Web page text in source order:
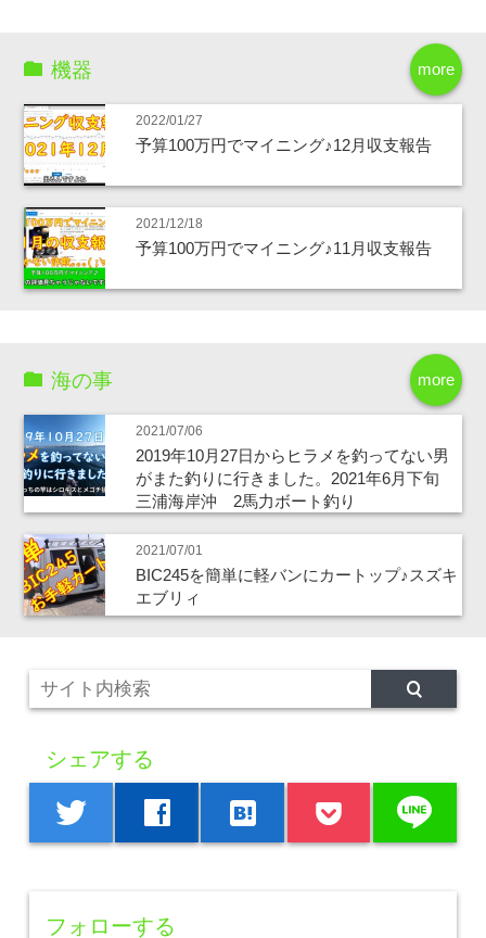
more
機器
2022/01/27
予算100万円でマイニング♪12月収支報告
2021/12/18
予算100万円でマイニング♪11月収支報告
more
海の事
2021/07/06
2019年10月27日からヒラメを釣ってない男
がまた釣りに行きました。2021年6月下旬
三浦海岸沖 2馬力ボート釣り
2021/07/01
BIC245を簡単に軽バンにカートップ♪スズキ
エブリィ
シェアする
twitter facebook hatenabookmark line
フォローする